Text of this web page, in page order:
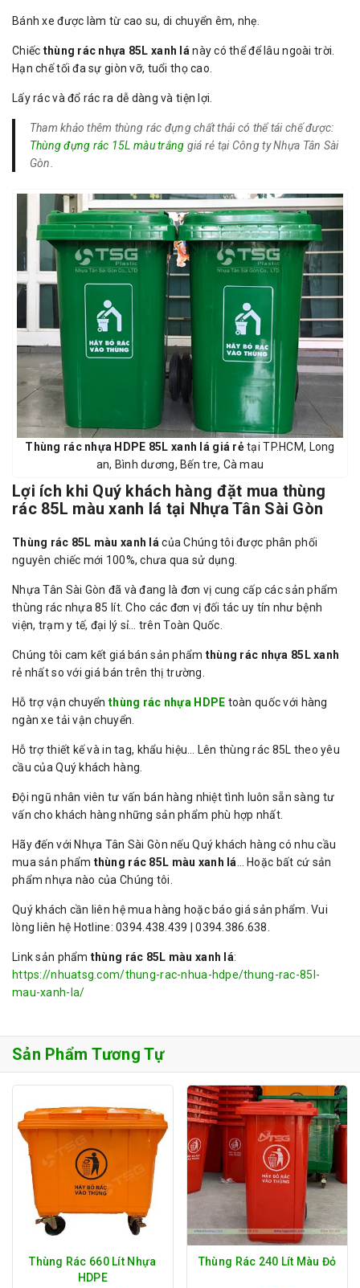
Bánh xe được làm từ cao su, di chuyển êm, nhẹ.
Chiếc thùng rác nhựa 85L xanh lánày có thể để lâu ngoài trời.
Hạn chế tối đa sự giòn vỡ, tuổi thọ cao.
Lấy rác và đổ rác ra dễ dàng và tiện lợi.
Tham khảo thêm thùng rác đựng chất thải có thể tái chế được:
Thùng đựng rác 15L màu trắng giá rẻ tại Công ty Nhựa Tân Sài
Gòn.
Thùng rác nhựa HDPE 85L xanh lá giá rẻtại TP.HCM, Long
an, Bình dương, Bến tre, Cà mau
Lợi ích khi Quý khách hàng đặt mua thùng
rác 85L màu xanh lá tại Nhựa Tân Sài Gòn
Thùng rác 85L màu xanh lácủa Chúng tôi được phân phối
nguyên chiếc mới 100%, chưa qua sử dụng.
Nhựa Tân Sài Gòn đã và đang là đơn vị cung cấp các sản phẩm
thùng rác nhựa 85 lít. Cho các đơn vị đối tác uy tín như bệnh
viện, trạm y tế, đại lý sỉ… trên Toàn Quốc.
Chúng tôi cam kết giá bán sản phẩm thùng rác nhựa 85L xanh
rẻ nhất so với giá bán trên thị trường.
Hỗ trợ vận chuyểnthùng rác nhựa HDPE toàn quốc với hàng
ngàn xe tải vận chuyển.
Hỗ trợ thiết kế và in tag, khẩu hiệu… Lên thùng rác 85L theo yêu
cầu của Quý khách hàng.
Đội ngũ nhân viên tư vấn bán hàng nhiệt tình luôn sẵn sàng tư
vấn cho khách hàng những sản phẩm phù hợp nhất.
Hãy đến với Nhựa Tân Sài Gòn nếu Quý khách hàng có nhu cầu
mua sản phẩm thùng rác 85L màu xanh lá… Hoặc bất cứ sản
phẩm nhựa nào của Chúng tôi.
Quý khách cần liên hệ mua hàng hoặc báo giá sản phẩm. Vui
lòng liên hệ Hotline: 0394.438.439 | 0394.386.638.
Link sản phẩm thùng rác 85L màu xanh lá:
https://nhuatsg.com/thung-rac-nhua-hdpe/thung-rac-85l-
mau-xanh-la/
Sản Phẩm Tương Tự
Thùng Rác 660 Lít Nhựa
HDPE
Thùng Rác 240 Lít Màu Đỏ